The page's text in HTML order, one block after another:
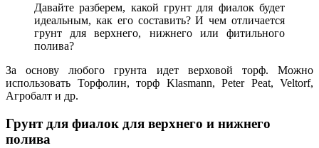
Давайте разберем, какой грунт для фиалок будет
идеальным, как его составить? И чем отличается
грунт для верхнего, нижнего или фитильного
полива?
За основу любого грунта идет верховой торф. Можно
использовать Торфолин, торф Klasmann, Peter Peat, Veltorf,
Агробалт и др.
Грунт для фиалок для верхнего и нижнего
полива